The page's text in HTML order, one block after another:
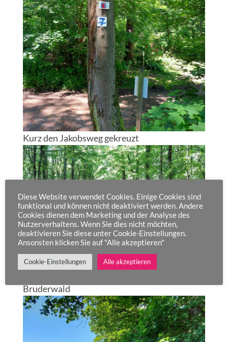
Kurz den Jakobsweg gekreuzt
Bruderwald
Diese Website verwendet Cookies. Einige Cookies sind
funktional und können nicht deaktiviert werden. Andere
Cookies dienen dem Marketing und der Analyse des
Nutzerverhaltens. Wenn Sie dies nicht möchten,
deaktivieren Sie diese unter Cookie-Einstellungen.
Ansonsten klicken Sie auf "Alle akzeptieren"
Cookie-Einstellungen Alle akzeptieren